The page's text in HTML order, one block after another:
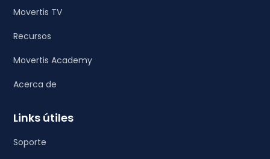
Movertis TV
Recursos
Movertis Academy
Acerca de
Links útiles
Soporte